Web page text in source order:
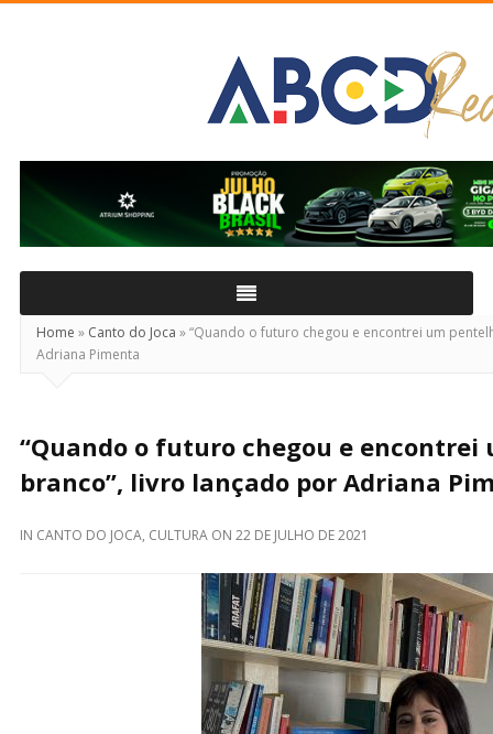
Real
Home » Canto do Joca »“Quando o futuro chegou e encontrei um
Adriana Pimenta
“Quando o futuro chegou e encontrei
branco”, livro lançado por Adriana
IN CANTO DO JOCA, CULTURA ON 22 DE JULHO DE 2021